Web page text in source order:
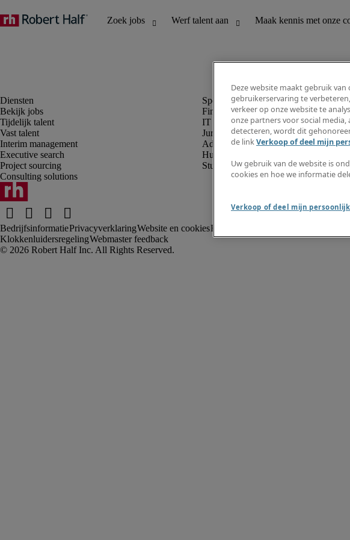
Bekijk jobs
Tijdelijk talent
Vast talent
Interim management
Executive search
Project sourcing
Consulting solutions
Finance en boekhouding
IT en digital
Juridisch
Administratie en office support
Human resources
Student
BedrijfsinformatiePrivacyverklaringWebsite en cookiesRekruteringsvoorwaarden
KlokkenluidersregelingWebmaster feedback
Deze website maakt gebruik
gebruikerservaring te
verkeer op onze website te
onze partners voor social media,
detecteren, wordt dit
de linkVerkoop of deel mijn
Uw gebruik van de website is
cookies en hoe we informatie
Verkoop of deel mijn